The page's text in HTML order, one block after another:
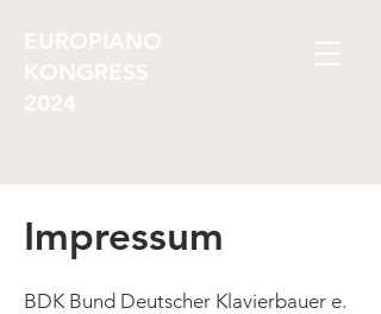
EUROPIANO
KONGRESS
2024
Impressum
BDK Bund Deutscher Klavierbauer e.